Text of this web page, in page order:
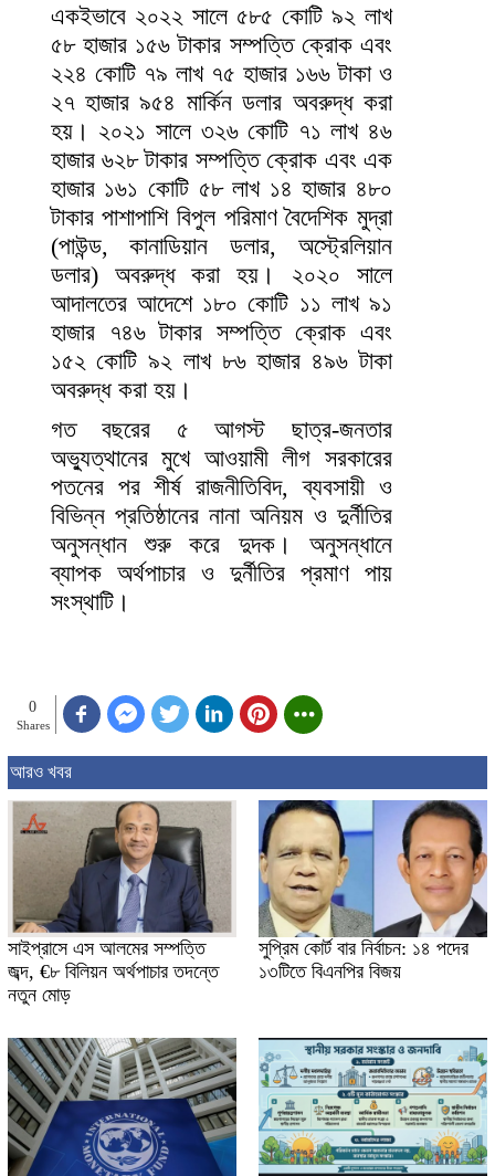
একইভাবে ২০২২ সালে ৫৮৫ কোটি ৯২ লাখ
৫৮ হাজার ১৫৬ টাকার সম্পত্তি ক্রোক এবং
২২৪ কোটি ৭৯ লাখ ৭৫ হাজার ১৬৬ টাকা ও
২৭ হাজার ৯৫৪ মার্কিন ডলার অবরুদ্ধ করা
হয়। ২০২১ সালে ৩২৬ কোটি ৭১ লাখ ৪৬
হাজার ৬২৮ টাকার সম্পত্তি ক্রোক এবং এক
হাজার ১৬১ কোটি ৫৮ লাখ ১৪ হাজার ৪৮০
টাকার পাশাপাশি বিপুল পরিমাণ বৈদেশিক মুদ্রা
(পাউন্ড, কানাডিয়ান ডলার, অস্ট্রেলিয়ান
ডলার) অবরুদ্ধ করা হয়। ২০২০ সালে
আদালতের আদেশে ১৮০ কোটি ১১ লাখ ৯১
হাজার ৭৪৬ টাকার সম্পত্তি ক্রোক এবং
১৫২ কোটি ৯২ লাখ ৮৬ হাজার ৪৯৬ টাকা
অবরুদ্ধ করা হয়।
গত বছরের ৫ আগস্ট ছাত্র-জনতার
অভ্যুত্থানের মুখে আওয়ামী লীগ সরকারের
পতনের পর শীর্ষ রাজনীতিবিদ, ব্যবসায়ী ও
বিভিন্ন প্রতিষ্ঠানের নানা অনিয়ম ও দুর্নীতির
অনুসন্ধান শুরু করে দুদক। অনুসন্ধানে
ব্যাপক অর্থপাচার ও দুর্নীতির প্রমাণ পায়
সংস্থাটি।
0
Shares
আরও খবর
সাইপ্রাসে এস আলমের সম্পত্তি
জব্দ, €৮ বিলিয়ন অর্থপাচার তদন্তে
নতুন মোড়
সুপ্রিম কোর্ট বার নির্বাচন: ১৪ পদের
১৩টিতে বিএনপির বিজয়